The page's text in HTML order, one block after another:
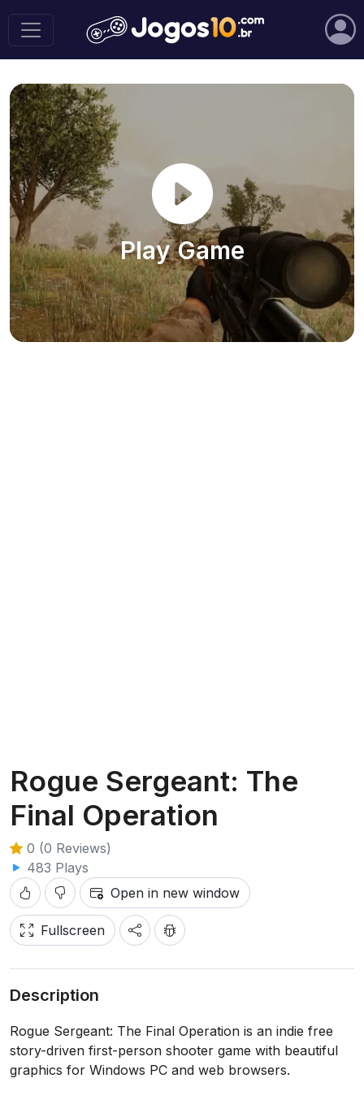
Play Game
Rogue Sergeant: The
Final Operation
0 (0 Reviews)
483 Plays
Open in new window
Fullscreen
Description
Rogue Sergeant: The Final Operation is an indie free
story-driven first-person shooter game with beautiful
graphics for Windows PC and web browsers.